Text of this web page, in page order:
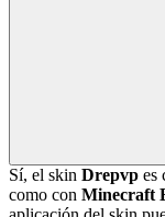
Sí, el skin Drepvp es
como con Minecraft